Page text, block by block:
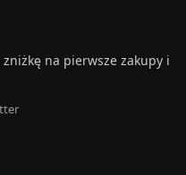
na pierwsze zakupy i